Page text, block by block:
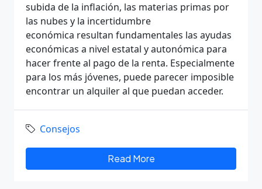
subida de la inflación, las materias primas por
las nubes y la incertidumbre
económica resultan fundamentales las ayudas
económicas a nivel estatal y autonómica para
hacer frente al pago de la renta. Especialmente
para los más jóvenes, puede parecer imposible
encontrar un alquiler al que puedan acceder.
Consejos
Read More